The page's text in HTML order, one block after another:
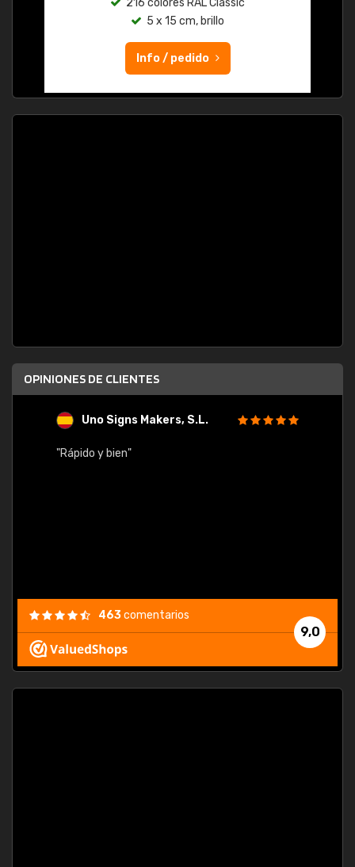
216 colores RAL Classic
5 x 15 cm, brillo
Info / pedido
OPINIONES DE CLIENTES
Uno Signs Makers, S.L.
"Rápido y bien"
9,0
463comentarios